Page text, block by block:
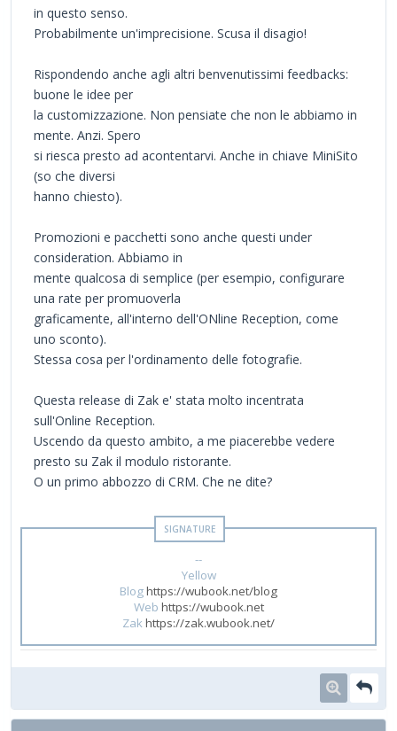
in questo senso.
Probabilmente un'imprecisione. Scusa il disagio!
Rispondendo anche agli altri benvenutissimi feedbacks:
buone le idee per
la customizzazione. Non pensiate che non le abbiamo in
mente. Anzi. Spero
si riesca presto ad acontentarvi. Anche in chiave MiniSito
(so che diversi
hanno chiesto).
Promozioni e pacchetti sono anche questi under
consideration. Abbiamo in
mente qualcosa di semplice (per esempio, configurare
una rate per promuoverla
graficamente, all'interno dell'ONline Reception, come
uno sconto).
Stessa cosa per l'ordinamento delle fotografie.
Questa release di Zak e' stata molto incentrata
sull'Online Reception.
Uscendo da questo ambito, a me piacerebbe vedere
presto su Zak il modulo ristorante.
O un primo abbozzo di CRM. Che ne dite?
--
Yellow
Bloghttps://wubook.net/blog
Web https://wubook.net
Zak https://zak.wubook.net/